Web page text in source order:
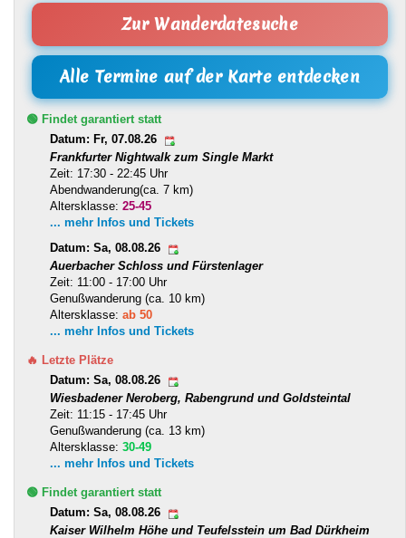
Zur Wanderdatesuche
Alle Termine auf der Karte entdecken
🟢 Findet garantiert statt
Datum: Fr, 07.08.26
Frankfurter Nightwalk zum Single Markt
Zeit: 17:30 - 22:45 Uhr
Abendwanderung(ca. 7 km)
Altersklasse: 25-45
... mehr Infos und Tickets
Datum: Sa, 08.08.26
Auerbacher Schloss und Fürstenlager
Zeit: 11:00 - 17:00 Uhr
Genußwanderung (ca. 10 km)
Altersklasse: ab 50
... mehr Infos und Tickets
🔥 Letzte Plätze
Datum: Sa, 08.08.26
Wiesbadener Neroberg, Rabengrund und Goldsteintal
Zeit: 11:15 - 17:45 Uhr
Genußwanderung (ca. 13 km)
Altersklasse: 30-49
... mehr Infos und Tickets
🟢 Findet garantiert statt
Datum: Sa, 08.08.26
Kaiser Wilhelm Höhe und Teufelsstein um Bad Dürkheim